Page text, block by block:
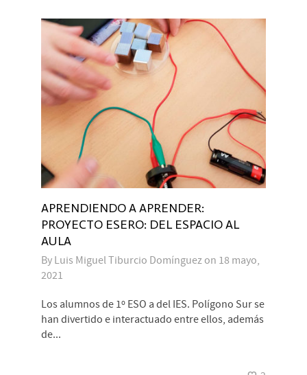
APRENDIENDO A APRENDER:
PROYECTO ESERO: DEL ESPACIO AL
AULA
By Luis Miguel Tiburcio Domínguez on 18 mayo,
2021
Los alumnos de 1º ESO a del IES. Polígono Sur se
han divertido e interactuado entre ellos, además
de...